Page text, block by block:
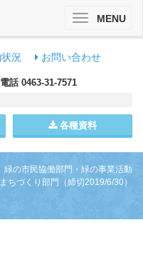
況 お問い合わせ
電話 0463-31-7571
各種資料
ToggleMENU
の市民協働部門・緑の事業活動
ちづくり部門（締切2019/6/30）